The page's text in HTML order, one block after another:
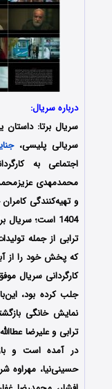
درباره سریال:
سریال برتا:
سریالی پلیسی،
اجتماعی به
محمدمهدی
و تهیه‌کنندگی
1404 است؛
ترابی از جمله
کارگردانی سریال
جلب کرده بود،
نمایش خانگی
ترابی و علیرضا
در آمده است و
حسینی‌نیا، مهراوه